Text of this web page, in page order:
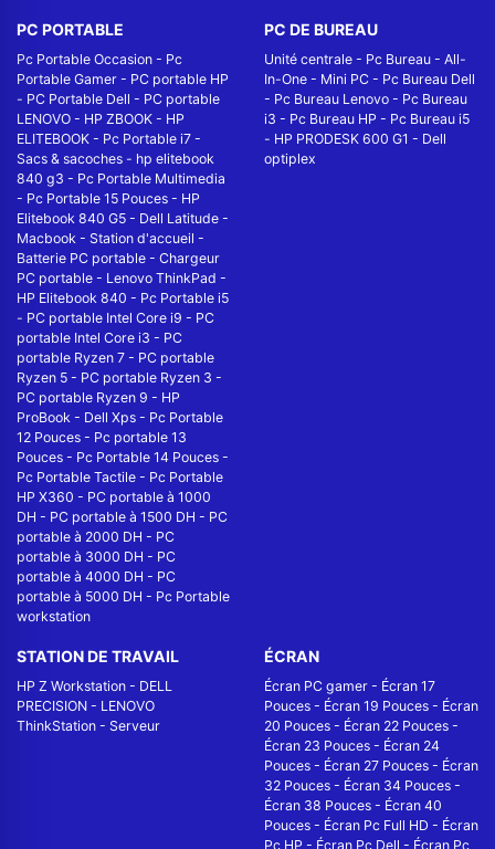
PC PORTABLE
Pc Portable Occasion - Pc
Portable Gamer - PC portable HP
- PC Portable Dell - PC portable
LENOVO - HP ZBOOK - HP
ELITEBOOK - Pc Portable i7 -
Sacs & sacoches - hp elitebook
840 g3 - Pc Portable Multimedia
- Pc Portable 15 Pouces - HP
Elitebook 840 G5 - Dell Latitude -
Macbook - Station d'accueil -
Batterie PC portable - Chargeur
PC portable - Lenovo ThinkPad -
HP Elitebook 840 - Pc Portable i5
- PC portable Intel Core i9 - PC
portable Intel Core i3 - PC
portable Ryzen 7 - PC portable
Ryzen 5 - PC portable Ryzen 3 -
PC portable Ryzen 9 - HP
ProBook - Dell Xps - Pc Portable
12 Pouces - Pc portable 13
Pouces - Pc Portable 14 Pouces -
Pc Portable Tactile - Pc Portable
HP X360 - PC portable à 1000
DH - PC portable à 1500 DH - PC
portable à 2000 DH - PC
portable à 3000 DH - PC
portable à 4000 DH - PC
portable à 5000 DH - Pc Portable
workstation
PC DE BUREAU
Unité centrale - Pc Bureau - All-
In-One - Mini PC - Pc Bureau Dell
- Pc Bureau Lenovo - Pc Bureau
i3 - Pc Bureau HP - Pc Bureau i5
- HP PRODESK 600 G1 - Dell
optiplex
STATION DE TRAVAIL
HP Z Workstation - DELL
PRECISION - LENOVO
ThinkStation - Serveur
ÉCRAN
Écran PC gamer - Écran 17
Pouces - Écran 19 Pouces - Écran
20 Pouces - Écran 22 Pouces -
Écran 23 Pouces - Écran 24
Pouces - Écran 27 Pouces - Écran
32 Pouces - Écran 34 Pouces -
Écran 38 Pouces - Écran 40
Pouces - Écran Pc Full HD - Écran
Pc HP - Écran Pc Dell - Écran Pc